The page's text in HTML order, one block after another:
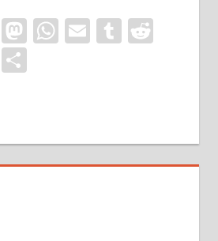
Pinterest
Mastodon
WhatsApp
EmailTumblr
X